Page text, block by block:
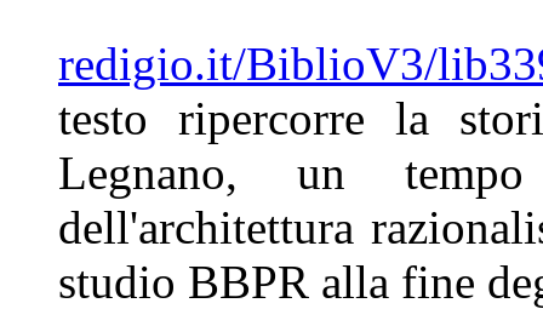
redigio.it/BiblioV3/
testo ripercorrela
Legnano, un
dell'architettura
studio BBPR alla fine